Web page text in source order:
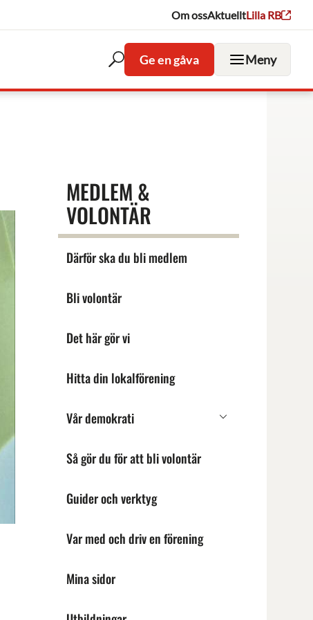
Om ossAktuelltLilla RB
Öppna
sökfältet
Ge en gåva Meny
MEDLEM &
VOLONTÄR
Därför ska du bli medlem
Bli volontär
Det här gör vi
Hitta din lokalförening
Vår demokrati
Så gör du för att bli volontär
Guider och verktyg
Var med och driv en förening
Mina sidor